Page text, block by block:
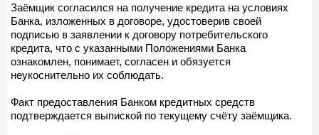
Заёмщик согласился на получение кредита на условиях
Банка, изложенных в договоре, удостоверив своей
подписью в заявлении к договору потребительского
кредита, что с указанными Положениями Банка
ознакомлен, понимает, согласен и обязуется
неукоснительно их соблюдать.
Факт предоставления Банком кредитных средств
подтверждается выпиской по текущему счёту заёмщика.